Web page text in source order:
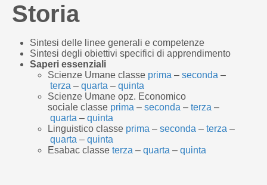
Storia
Sintesi delle linee generali e competenze
Sintesi degli obiettivi specifici di apprendimento
Saperi essenziali
Scienze Umane classe prima – seconda –
terza – quarta – quinta
Scienze Umane opz. Economico
sociale classe prima – seconda – terza –
quarta – quinta
Linguistico classe prima – seconda – terza –
quarta – quinta
Esabac classe terza – quarta – quinta